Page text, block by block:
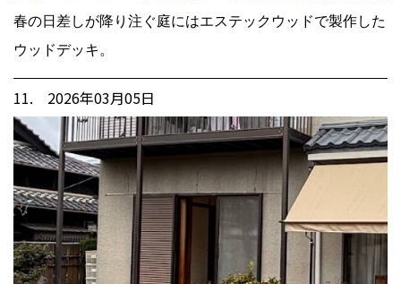
春の日差しが降り注ぐ庭にはエステックウッドで製作した
ウッドデッキ。
11. 2026年03月05日